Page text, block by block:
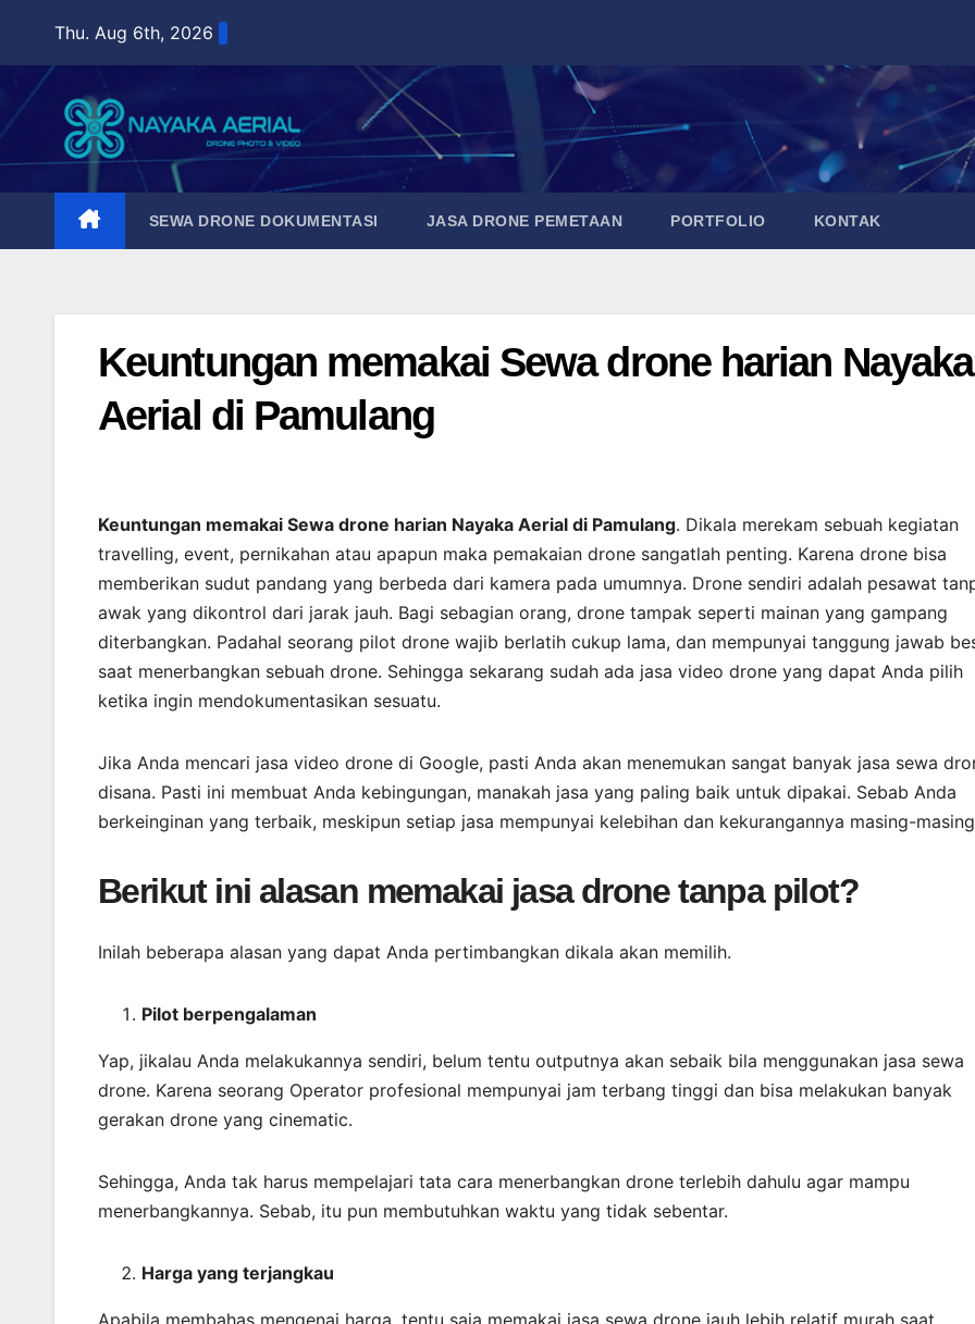
content
Thu. Aug 6th, 2026
SEWA DRONE DOKUMENTASI JASA DRONE PEMETAAN PORTFOLIO KONTAK
Keuntungan memakai Sewa drone harian Nayaka
Aerial di Pamulang
Keuntungan memakai Sewa drone harian Nayaka Aerial di Pamulang. Dikala merekam sebuah kegiatan
travelling, event, pernikahan atau apapun maka pemakaian drone sangatlah penting. Karena drone bisa
memberikan sudut pandang yang berbeda dari kamera pada umumnya. Drone sendiri adalah pesawat
awak yang dikontrol dari jarak jauh. Bagi sebagian orang, drone tampak seperti mainan yang gampang
diterbangkan. Padahal seorang pilot drone wajib berlatih cukup lama, dan mempunyai tanggung jawab
saat menerbangkan sebuah drone. Sehingga sekarang sudah ada jasa video drone yang dapat Anda pilih
ketika ingin mendokumentasikan sesuatu.
Jika Anda mencari jasa video drone di Google, pasti Anda akan menemukan sangat banyak jasa sewa
disana. Pasti ini membuat Anda kebingungan, manakah jasa yang paling baik untuk dipakai. Sebab Anda
berkeinginan yang terbaik, meskipun setiap jasa mempunyai kelebihan dan kekurangannya masing-
Berikut ini alasan memakai jasa drone tanpa pilot?
Inilah beberapa alasan yang dapat Anda pertimbangkan dikala akan memilih.
Pilot berpengalaman
Yap, jikalau Anda melakukannya sendiri, belum tentu outputnya akan sebaik bila menggunakan jasa sewa
drone. Karena seorang Operator profesional mempunyai jam terbang tinggi dan bisa melakukan banyak
gerakan drone yang cinematic.
Sehingga, Anda tak harus mempelajari tata cara menerbangkan drone terlebih dahulu agar mampu
menerbangkannya. Sebab, itu pun membutuhkan waktu yang tidak sebentar.
Harga yang terjangkau